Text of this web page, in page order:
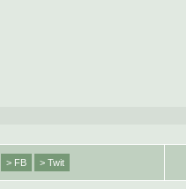
> FB > Twit